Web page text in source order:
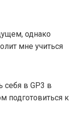
однако
мне учиться
себя в GP3 в
подготовиться к